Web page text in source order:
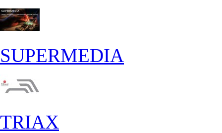
SUPERMEDIA
TRIAX